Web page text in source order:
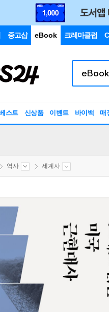
중고샵 eBook 크레마클럽
스트 신상품 이벤트 바이백 매
역사 세계사